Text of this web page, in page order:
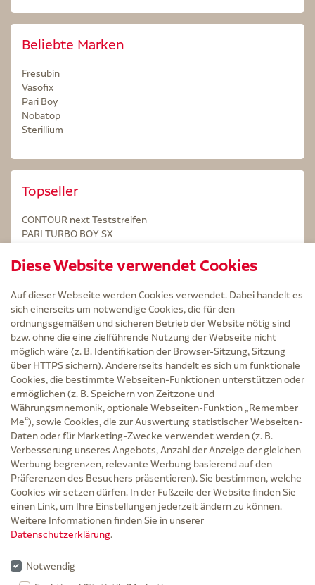
Beliebte Marken
Fresubin
Vasofix
Pari Boy
Nobatop
Sterillium
Topseller
CONTOUR next Teststreifen
PARI TURBO BOY SX
Kintex Kinesiologie Tape blau
Service
Versand und Lieferzeit
Kontakt
FAQ
AGB
Cookie-Einstellungen
Datenschutz
Erklärung zur Barrierefreiheit
Widerruf
Impressum
Zu Risiken und Nebenwirkungen lesen Sie die Packungsbeilage und fragen Sie
Ihre Ärztin, Ihren Arzt oder in der Apotheke.
entfallen für Lieferungen innerhalb Deutschlands die Versandkosten.
Rabattgutscheine werden nicht auf die Versandkostenfreigrenze angerechnet,
Diese Website verwendet Cookies
Auf dieser Webseite werden Cookies verwendet. Dabei handelt es
sich einerseits um notwendige Cookies, die für den
ordnungsgemäßen und sicheren Betrieb der Website nötig sind
bzw. ohne die eine zielführende Nutzung der Webseite nicht
möglich wäre (z. B. Identifikation der Browser-Sitzung, Sitzung
über HTTPS sichern). Andererseits handelt es sich um funktionale
Cookies, die bestimmte Webseiten-Funktionen unterstützen oder
ermöglichen (z. B. Speichern von Zeitzone und
Währungsmnemonik, optionale Webseiten-Funktion „Remember
Me“), sowie Cookies, die zur Auswertung statistischer Webseiten-
Daten oder für Marketing-Zwecke verwendet werden (z. B.
Verbesserung unseres Angebots, Anzahl der Anzeige der gleichen
Werbung begrenzen, relevante Werbung basierend auf den
Präferenzen des Besuchers präsentieren). Sie bestimmen, welche
Cookies wir setzen dürfen. In der Fußzeile der Website finden Sie
einen Link, um Ihre Einstellungen jederzeit ändern zu können.
Weitere Informationen finden Sie in unserer
Datenschutzerklärung.
Notwendig